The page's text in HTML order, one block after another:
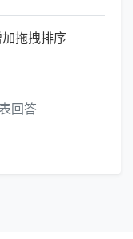
拖拽排序
回答